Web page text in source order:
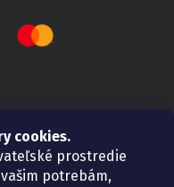
cookies.
prostredie
potrebám,